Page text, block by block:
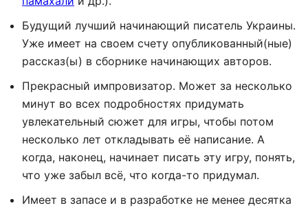
Будущий лучший начинающий писатель Украины.
Уже имеет на своем счету опубликованный(ные)
рассказ(ы) в сборнике начинающих авторов.
Прекрасный импровизатор. Может за несколько
минут во всех подробностях придумать
увлекательный сюжет для игры, чтобы потом
несколько лет откладывать её написание. А
когда, наконец, начинает писать эту игру, понять,
что уже забыл всё, что когда-то придумал.
Имеет в запасе и в разработке не менее десятка